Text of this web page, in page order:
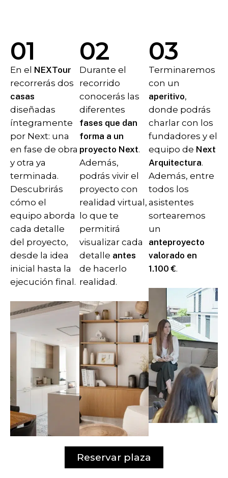
01
En el NEXTour
recorrerás dos
casas
diseñadas
íntegramente
por Next: una
en fase de obra
y otra ya
terminada.
Descubrirás
cómo el
equipo aborda
cada detalle
del proyecto,
desde la idea
inicial hasta la
ejecución final.
02
Durante el
recorrido
conocerás las
diferentes
fases que dan
forma a un
proyecto Next.
Además,
podrás vivir el
proyecto con
realidad virtual,
lo que te
permitirá
visualizar cada
detalle antes
de hacerlo
realidad.
03
Terminaremos
con un
aperitivo,
donde podrás
charlar con los
fundadores y el
equipo de Next
Arquitectura.
Además, entre
todos los
asistentes
sortearemos
un
anteproyecto
valorado en
1.100 €.
Reservar plaza